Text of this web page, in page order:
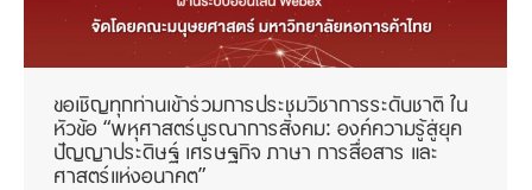
ขอเชิญทุกท่านเข้าร่วมการประชุมวิชาการระดับชาติ ใน
หัวข้อ “พหุศาสตร์บูรณาการสังคม: องค์ความรู้สู่ยุค
ปัญญาประดิษฐ์ เศรษฐกิจ ภาษา การสื่อสาร และ
ศาสตร์แห่งอนาคต”